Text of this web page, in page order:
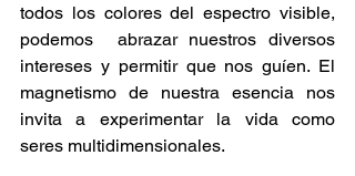
todos los colores del espectro visible,
podemos  abrazar nuestros diversos
intereses y permitir que nos guíen. El
magnetismo de nuestra esencia nos
invita a experimentar la vida como
seres multidimensionales.